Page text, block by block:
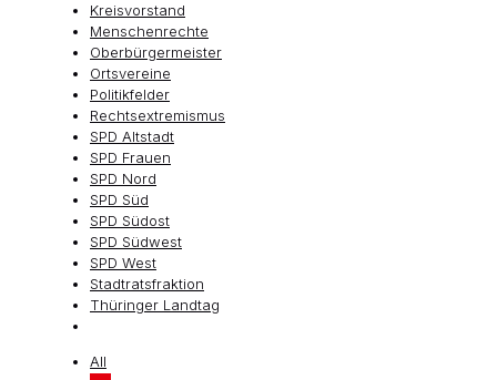
Kreisvorstand
Menschenrechte
Oberbürgermeister
Ortsvereine
Politikfelder
Rechtsextremismus
SPD Altstadt
SPD Frauen
SPD Nord
SPD Süd
SPD Südost
SPD Südwest
SPD West
Stadtratsfraktion
Thüringer Landtag
All